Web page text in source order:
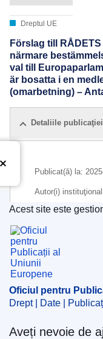
Dreptul UE
Förslag till
närmare
val till
är bosatta i en
(omarbetning) –
Detaliile publicaţiei
Publicat(ă) la:
Autor(i)
IMMC : ST 9643
Oficiul pentru
Acest site este
Oficiul pentru
Drept | Date |
Aveți nevoie de